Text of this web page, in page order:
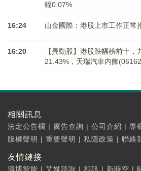
幅0.07%
16:24 山金國際：港股上市工作正常
16:20
【異動股】港股跌幅榜前十
21.43%，天瑞汽車内飾
相關訊息
法定公告欄 | 廣告查詢 | 公司介紹 | 專
版權聲明 | 重要聲明 | 私隱政策 | 聯絡
友情鏈接
清博智能 | 艾媒諮詢 | 和訊 | 新時空 |